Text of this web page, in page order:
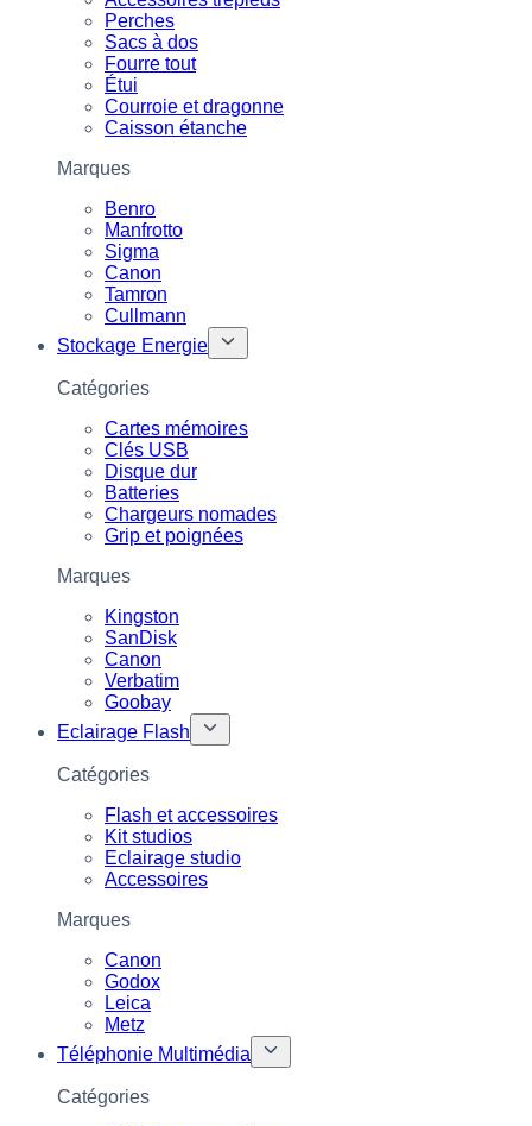
Perches
Sacs à dos
Fourre tout
Étui
Courroie et dragonne
Caisson étanche
Marques
Benro
Manfrotto
Sigma
Canon
Tamron
Cullmann
Stockage Energie
Catégories
Cartes mémoires
Clés USB
Disque dur
Batteries
Chargeurs nomades
Grip et poignées
Marques
Kingston
SanDisk
Canon
Verbatim
Goobay
Eclairage Flash
Catégories
Flash et accessoires
Kit studios
Eclairage studio
Accessoires
Marques
Canon
Godox
Leica
Metz
Téléphonie Multimédia
Catégories